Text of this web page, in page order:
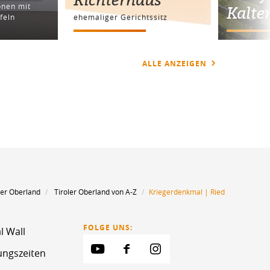
mit
ehemaliger Gerichtssitz
ALLE ANZEIGEN
Oberland Tiroler Oberland von A-Z Kriegerdenkmal | Ried
Wall
FOLGE UNS: